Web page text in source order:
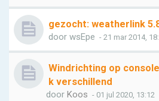
gezocht: weatherlink
door wsEpe - 21 mar 2014,
Windrichting op
k verschillend
door Koos - 01 jul 2020, 13:12